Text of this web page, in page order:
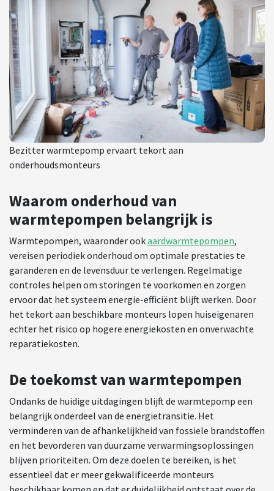
Bezitter warmtepomp ervaart tekort aan
onderhoudsmonteurs
Waarom onderhoud van
warmtepompen belangrijk is
Warmtepompen, waaronder ookaardwarmtepompen,
vereisen periodiek onderhoud om optimale prestaties te
garanderen en de levensduur te verlengen. Regelmatige
controles helpen om storingen te voorkomen en zorgen
ervoor dat het systeem energie-efficiënt blijft werken. Door
het tekort aan beschikbare monteurs lopen huiseigenaren
echter het risico op hogere energiekosten en onverwachte
reparatiekosten.
De toekomst van warmtepompen
Ondanks de huidige uitdagingen blijft de warmtepomp een
belangrijk onderdeel van de energietransitie. Het
verminderen van de afhankelijkheid van fossiele brandstoffen
en het bevorderen van duurzame verwarmingsoplossingen
blijven prioriteiten. Om deze doelen te bereiken, is het
essentieel dat er meer gekwalificeerde monteurs